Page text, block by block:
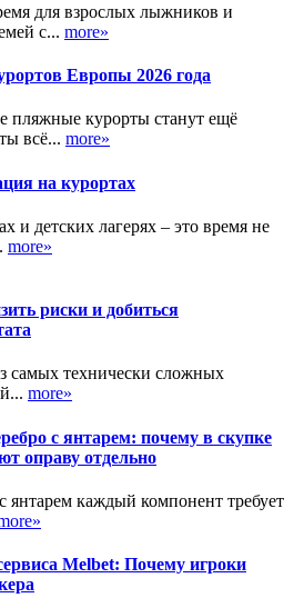
для взрослых лыжников и
с... more»
Европы 2026 года
пляжные курорты станут ещё
всё... more»
на курортах
и детских лагерях – это время не
more»
риски и добиться
самых технически сложных
more»
с янтарем: почему в скупке
оправу отдельно
каждый компонент требует
Melbet: Почему игроки